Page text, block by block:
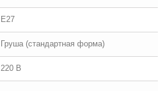
E27
Груша (стандартная форма)
220 В